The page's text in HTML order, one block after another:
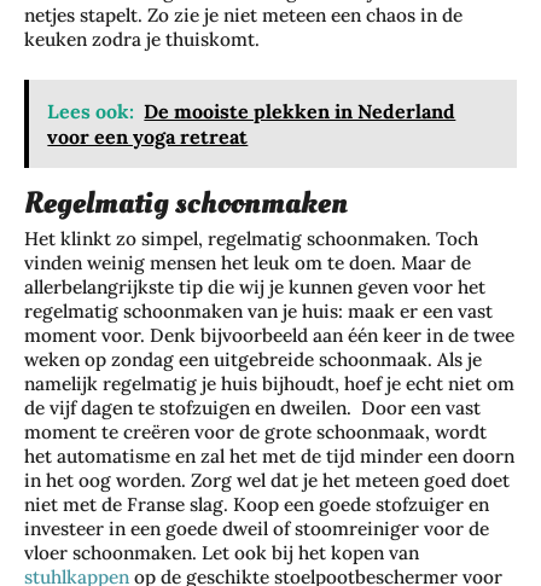
netjes stapelt. Zo zie je niet meteen een chaos in de
keuken zodra je thuiskomt.
Lees ook: De mooiste plekken in Nederland
voor een yoga retreat
Regelmatig schoonmaken
Het klinkt zo simpel, regelmatig schoonmaken. Toch
vinden weinig mensen het leuk om te doen. Maar de
allerbelangrijkste tip die wij je kunnen geven voor het
regelmatig schoonmaken van je huis: maak er een vast
moment voor. Denk bijvoorbeeld aan één keer in de twee
weken op zondag een uitgebreide schoonmaak. Als je
namelijk regelmatig je huis bijhoudt, hoef je echt niet om
de vijf dagen te stofzuigen en dweilen. Door een vast
moment te creëren voor de grote schoonmaak, wordt
het automatisme en zal het met de tijd minder een doorn
in het oog worden. Zorg wel dat je het meteen goed doet
niet met de Franse slag. Koop een goede stofzuiger en
investeer in een goede dweil of stoomreiniger voor de
vloer schoonmaken. Let ook bij het kopen van
stuhlkappen op de geschikte stoelpootbeschermer voor